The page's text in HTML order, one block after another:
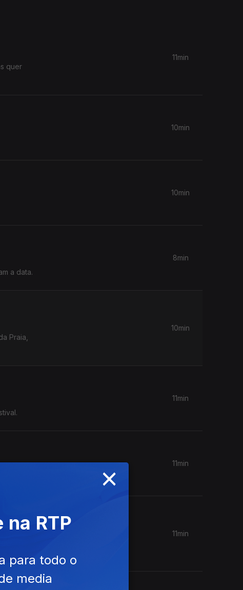
quer
11min
10min
10min
a data.
8min
Praia,
10min
11min
11min
para a
11min
×
RTP
para todo o
media